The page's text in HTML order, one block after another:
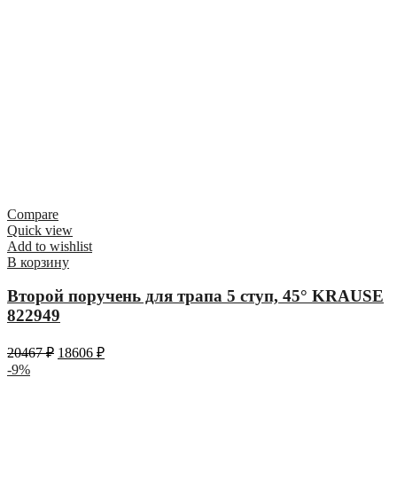
Compare
Quick view
Add to wishlist
В корзину
Второй поручень для трапа 5 ступ, 45° KRAUSE
822949
20467₽ 18606 ₽
-9%